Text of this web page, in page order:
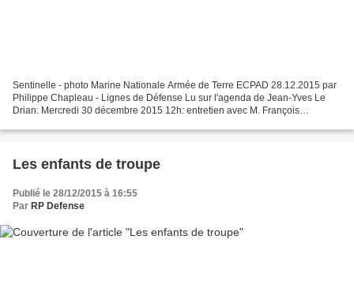
Sentinelle - photo Marine Nationale Armée de Terre ECPAD 28.12.2015 par
Philippe Chapleau - Lignes de Défense Lu sur l'agenda de Jean-Yves Le
Drian: Mercredi 30 décembre 2015 12h: entretien avec M. François
Les enfants de troupe
Publié le 28/12/2015 à 16:55
Par RP Defense